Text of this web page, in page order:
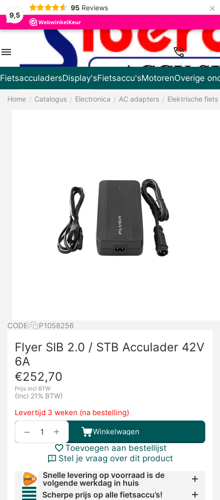
9,5
95 Reviews ×
NL
FietsacculadersDisplay'sFietsaccu'sMotorenOverige
Home / Catalogus / Electronica / AC adapters / Elektrische fiets
CODE: P1058256
Flyer SIB 2.0 / STB Acculader 42V
6A
€252,70
Prijs incl BTW
(Incl 21% BTW)
Levertijd 3 weken (na bestelling)
+
− Winkelwagen
Toevoegen aan bestellijst
Stel je vraag over dit product
Snelle levering op voorraad is de
volgende werkdag in huis
Scherpe prijs op alle fietsaccu’s!